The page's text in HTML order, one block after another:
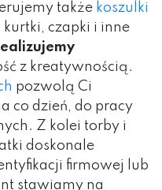
także koszulki
kurtki, czapki i inne
z kreatywnością.
pozwolą Ci
co dzień, do pracy
Z kolei torby i
doskonale
firmowej lub
stawiamy na